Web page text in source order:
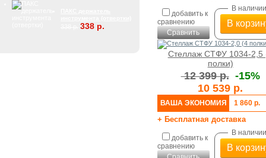
338 р.
добавить к
сравнению
Сравнить
В наличии
В
Стеллаж СТФУ 1034-2,5
полки)
12 399 р. -15%
10 539 р.
ВАША ЭКОНОМИЯ 1 860 р.
+ Бесплатная доставка
добавить к
сравнению
В наличии
В